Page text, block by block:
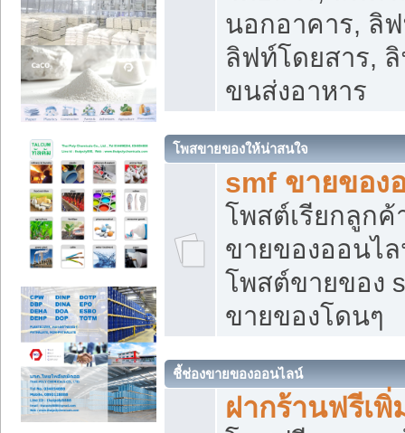
นอกอาคาร, ลิ
ลิฟท์โดยสาร,
ขนส่งอาหาร
โพสขายของให้น่าสนใจ
smf ขายของ
โพสต์เรียกลูกค้
ขายของออนไ
โพสต์ขายของ
ขายของโดนๆ
ชี้ช่องขายของออนไลน์
ฝากร้านฟรีเ